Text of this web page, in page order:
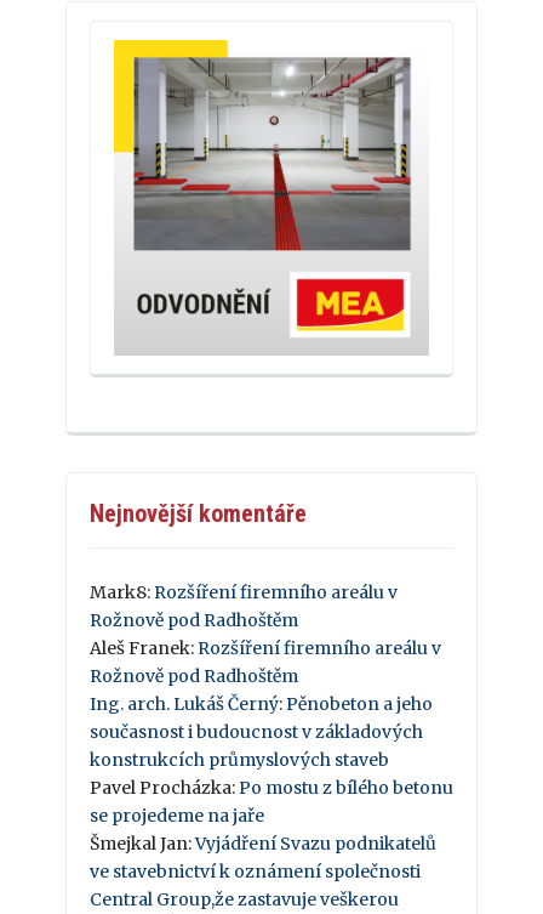
Nejnovější komentáře
Mark8: Rozšíření firemního areálu v
Rožnově pod Radhoštěm
Aleš Franek: Rozšíření firemního areálu v
Rožnově pod Radhoštěm
Ing. arch. Lukáš Černý: Pěnobeton a jeho
současnost i budoucnost v základových
konstrukcích průmyslových staveb
Pavel Procházka: Po mostu z bílého betonu
se projedeme na jaře
Šmejkal Jan:Vyjádření Svazu podnikatelů
ve stavebnictví k oznámení společnosti
Central Group,že zastavuje veškerou